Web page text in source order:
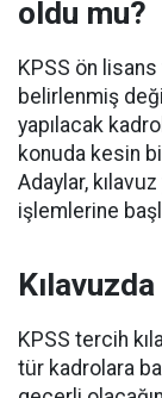
oldu mu?
KPSS ön
belirlenmiş
yapılacak
konuda kesin
Adaylar,
işlemlerine
KPSS tercih
tür kadrolara